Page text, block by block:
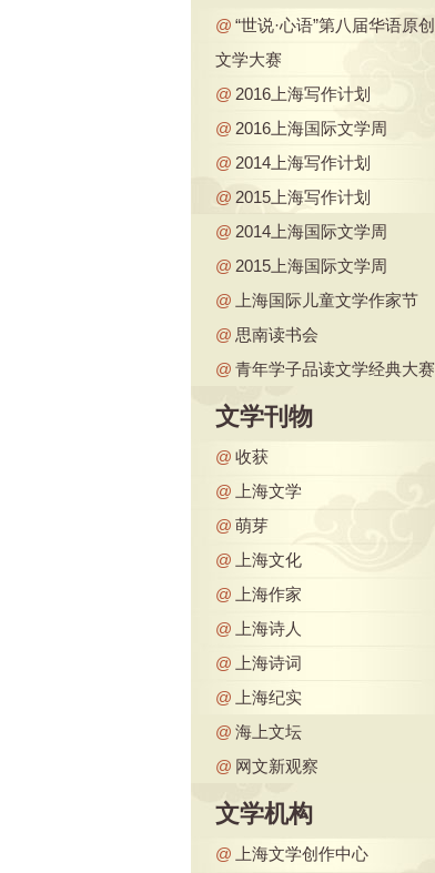
@ “世说·心语”第八届华语原创
文学大赛
@ 2016上海写作计划
@ 2016上海国际文学周
@ 2014上海写作计划
@ 2015上海写作计划
@ 2014上海国际文学周
@ 2015上海国际文学周
@
上海国际儿童文学作家节
@ 思南读书会
@ 青年学子品读文学经典大赛
文学刊物
@ 收获
@
上海文学
@ 萌芽
@
上海文化
@
上海作家
@
上海诗人
@
上海诗词
@
上海纪实
@ 海上文坛
@ 网文新观察
文学机构
@ 上海文学创作中心